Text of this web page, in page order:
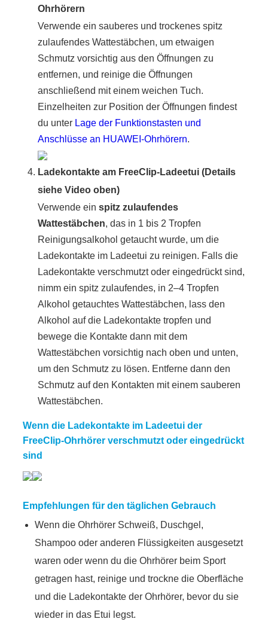
Ohrhörern
Verwende ein sauberes und trockenes spitz
zulaufendes Wattestäbchen, um etwaigen
Schmutz vorsichtig aus den Öffnungen zu
entfernen, und reinige die Öffnungen
anschließend mit einem weichen Tuch.
Einzelheiten zur Position der Öffnungen findest
du unter Lage der Funktionstasten und
Anschlüsse an HUAWEI-Ohrhörern.
Ladekontakte am FreeClip-Ladeetui (Details
siehe Video oben)
Verwende einspitz zulaufendes
Wattestäbchen, das in 1 bis 2 Tropfen
Reinigungsalkohol getaucht wurde, um die
Ladekontakte im Ladeetui zu reinigen. Falls die
Ladekontakte verschmutzt oder eingedrückt sind,
nimm ein spitz zulaufendes, in 2–4 Tropfen
Alkohol getauchtes Wattestäbchen, lass den
Alkohol auf die Ladekontakte tropfen und
bewege die Kontakte dann mit dem
Wattestäbchen vorsichtig nach oben und unten,
um den Schmutz zu lösen. Entferne dann den
Schmutz auf den Kontakten mit einem sauberen
Wattestäbchen.
Wenn die Ladekontakte im Ladeetui der
FreeClip-Ohrhörer verschmutzt oder eingedrückt
sind
Empfehlungen für den täglichen Gebrauch
Wenn die Ohrhörer Schweiß, Duschgel,
Shampoo oder anderen Flüssigkeiten ausgesetzt
waren oder wenn du die Ohrhörer beim Sport
getragen hast, reinige und trockne die Oberfläche
und die Ladekontakte der Ohrhörer, bevor du sie
wieder in das Etui legst.